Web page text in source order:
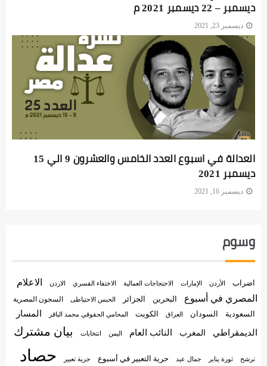
ديسمبر – 22 ديسمبر 2021 م
ديسمبر 23, 2021
العدالة في اسبوع العدد الخامس والعشرون 9 الي 15
ديسمبر 2021
ديسمبر 16, 2021
وسوم
اضراب الأردن الإمارات الاحتجاجات العمالية الاختفاء القسري الاردن
الاعلام
المصري في أسبوع
البحرين الجزائر الحبس الاحتياطى السجون المصرية
السعودية السودان العراق الكويت المحامي الحقوقي محمد الباقر
المسار
الديمقراطي
المغرب النائب العام اليمن انتخابات بيان مشترك
ترشح ثورة يناير جمال عيد حرية التعبير في أسبوع حرية تعبير
حصاد